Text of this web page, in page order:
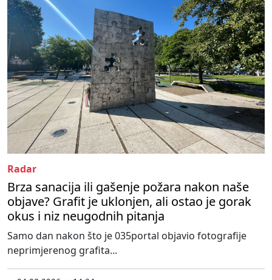
Radar
Brza sanacija ili gašenje požara nakon naše
objave? Grafit je uklonjen, ali ostao je gorak
okus i niz neugodnih pitanja
Samo dan nakon što je 035portal objavio fotografije
neprimjerenog grafita...